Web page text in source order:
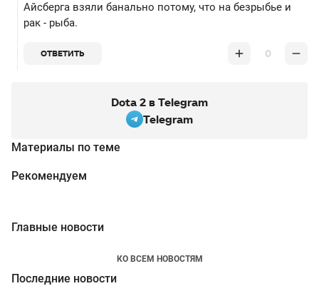
Айсберга взяли банально потому, что на безрыбье и
рак - рыба.
ОТВЕТИТЬ 0
Dota 2 в Telegram
Telegram
Материалы по теме
Рекомендуем
Главные новости
КО ВСЕМ НОВОСТЯМ
Последние новости